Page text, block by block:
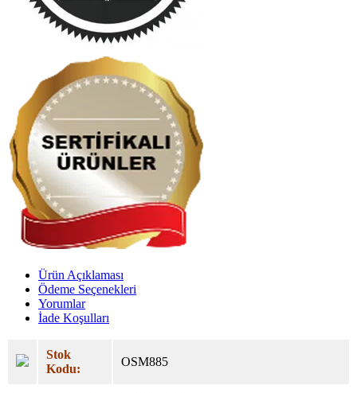
Ürün Açıklaması
Ödeme Seçenekleri
Yorumlar
İade Koşulları
Stok
Kodu:
OSM885